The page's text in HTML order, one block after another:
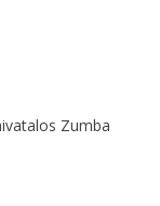
Zumba